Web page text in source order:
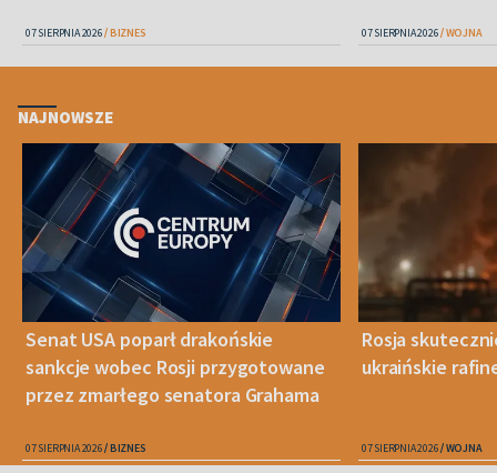
07 SIERPNIA 2026 BIZNES 07 SIERPNIA 2026 WOJNA
NAJNOWSZE
Senat USA poparł drakońskie
sankcje wobec Rosji przygotowane
przez zmarłego senatora Grahama
07 SIERPNIA 2026 BIZNES
Rosja
ukraińskie
07 SIERPNIA 2026 WOJNA